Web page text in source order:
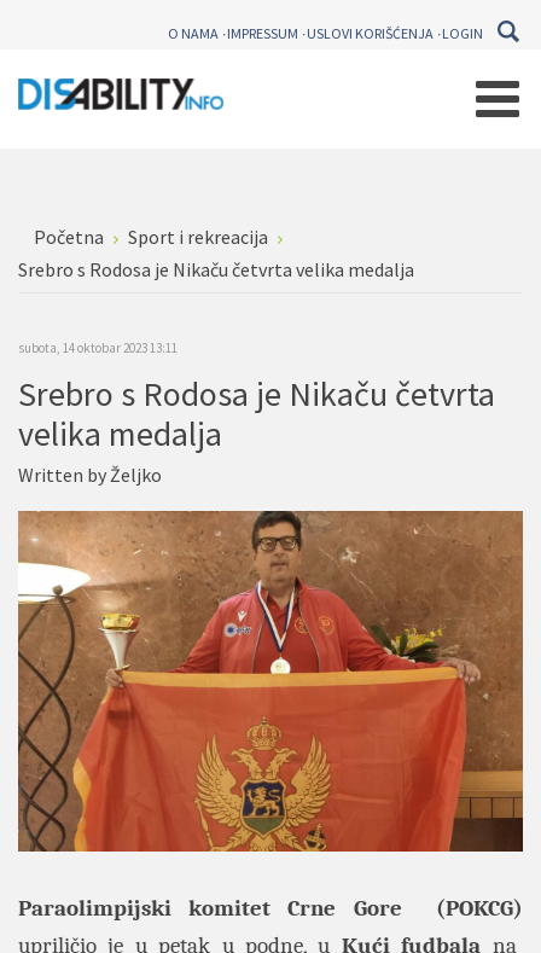
O NAMA IMPRESSUM USLOVI KORIŠĆENJA LOGIN
Početna
Sport i rekreacija
Srebro s Rodosa je Nikaču četvrta velika medalja
subota, 14 oktobar 2023 13:11
Srebro s Rodosa je Nikaču četvrta
velika medalja
Written byŽeljko
Paraolimpijski komitet Crne Gore (POKCG)
upriličio je u petak u podne, u Kući fudbala na